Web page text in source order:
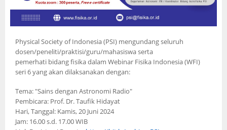
Physical Society of Indonesia (PSI) mengundang seluruh
dosen/peneliti/praktisi/guru/mahasiswa serta
pemerhati bidang fisika dalam Webinar Fisika Indonesia (WFI)
seri 6 yang akan dilaksanakan dengan:
Tema: "Sains dengan Astronomi Radio"
Pembicara: Prof. Dr. Taufik Hidayat
Hari, Tanggal: Kamis, 20 Juni 2024
Jam: 16.00 s.d. 17.00 WIB